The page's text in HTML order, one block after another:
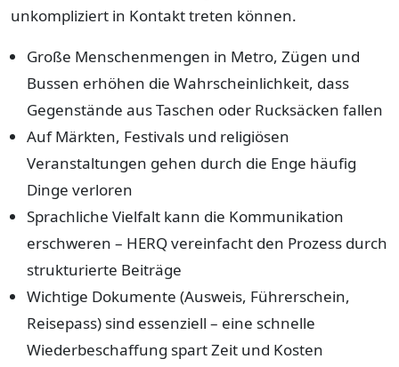
unkompliziert in Kontakt treten können.
Große Menschenmengen in Metro, Zügen und
Bussen erhöhen die Wahrscheinlichkeit, dass
Gegenstände aus Taschen oder Rucksäcken fallen
Auf Märkten, Festivals und religiösen
Veranstaltungen gehen durch die Enge häufig
Dinge verloren
Sprachliche Vielfalt kann die Kommunikation
erschweren – HERQ vereinfacht den Prozess durch
strukturierte Beiträge
Wichtige Dokumente (Ausweis, Führerschein,
Reisepass) sind essenziell – eine schnelle
Wiederbeschaffung spart Zeit und Kosten